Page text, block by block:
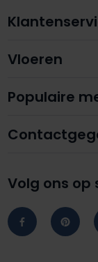
Volg ons op
Vloeren
Populaire